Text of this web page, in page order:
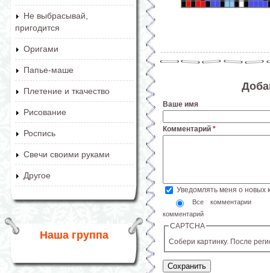
Не выбрасывай,
пригодится
Оригами
Папье-маше
Плетение и ткачество
Рисование
Роспись
Свечи своими руками
Другое
Наша группа
Ваше имя
Комментарий *
Уведомлять меня о новых
Все комментарии
комментарий
CAPTCHA
Собери картинку. После